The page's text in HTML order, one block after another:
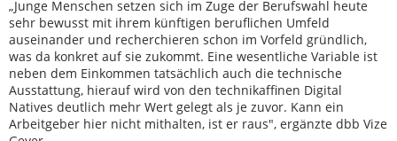
„Junge Menschen setzen sich im Zuge der Berufswahl heute
sehr bewusst mit ihrem künftigen beruflichen Umfeld
auseinander und recherchieren schon im Vorfeld gründlich,
was da konkret auf sie zukommt. Eine wesentliche Variable ist
neben dem Einkommen tatsächlich auch die technische
Ausstattung, hierauf wird von den technikaffinen Digital
Natives deutlich mehr Wert gelegt als je zuvor. Kann ein
Arbeitgeber hier nicht mithalten, ist er raus", ergänzte dbb Vize